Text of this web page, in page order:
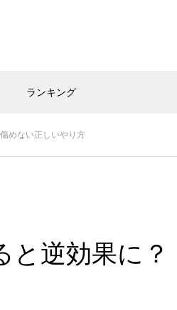
ランキング
めない正しいやり方
と逆効果に？